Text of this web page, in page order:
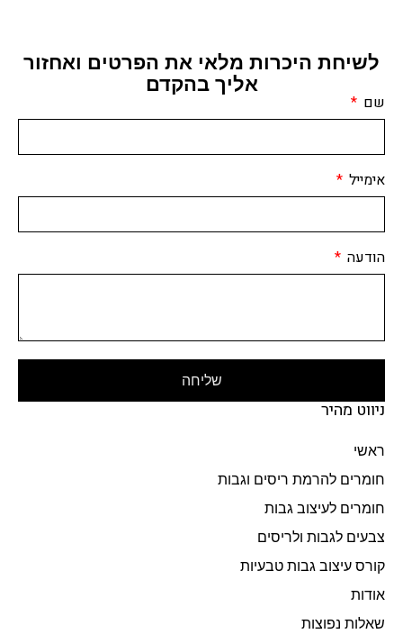
ניווט מהיר
ראשי
חומרים להרמת ריסים וגבות
חומרים לעיצוב גבות
צבעים לגבות ולריסים
קורס עיצוב גבות טבעיות
אודות
שאלות נפוצות
לשיחת היכרות מלאי את הפרטים ואחזור
אליך בהקדם
שם
אימייל
הודעה
שליחה